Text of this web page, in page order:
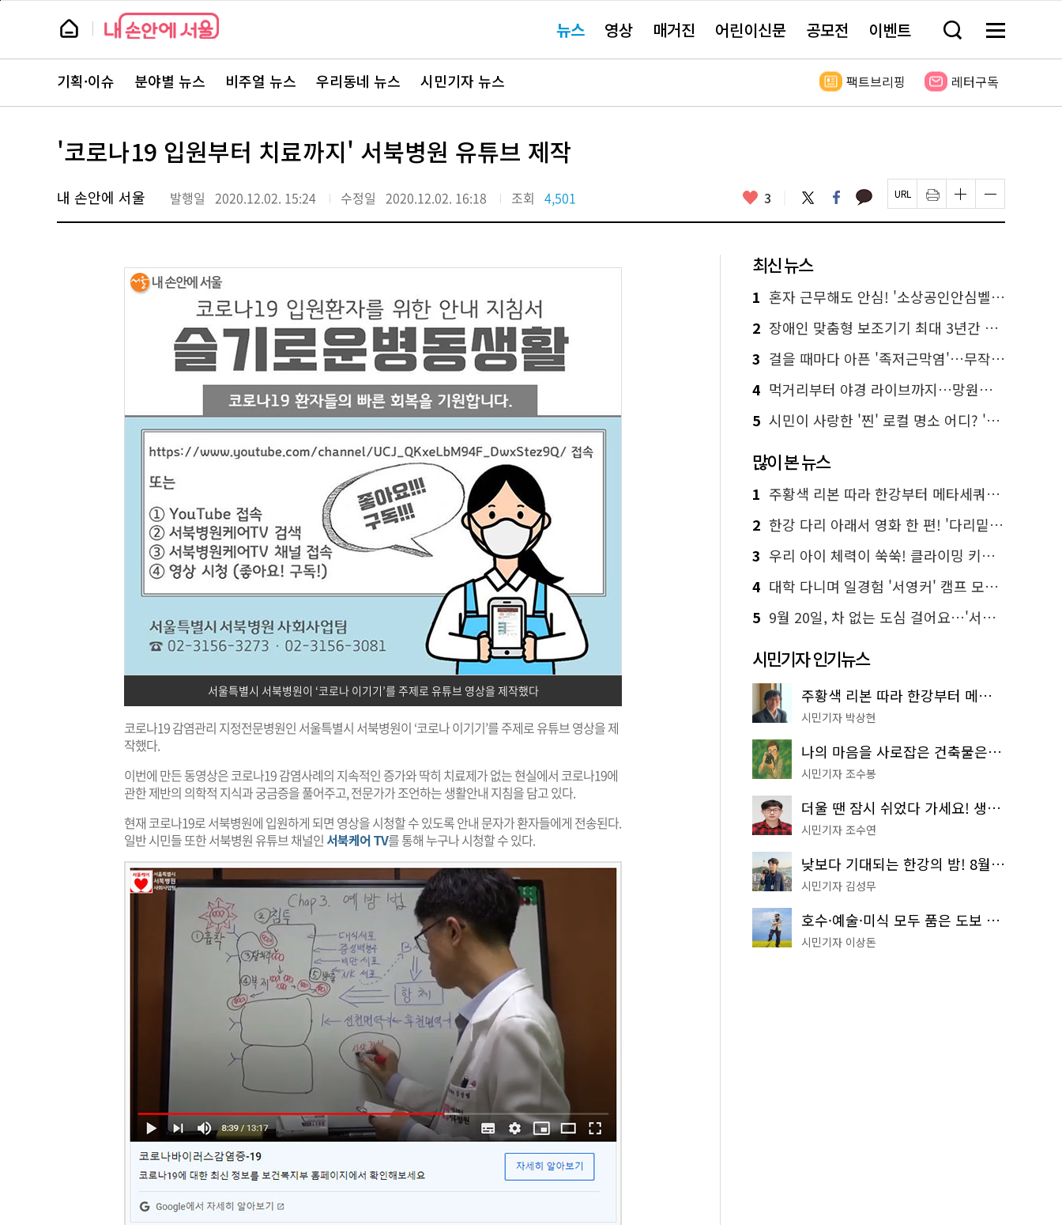
본
뉴
스 요뉴스 영상 매거진 어린이신문 공모전 이벤트 검
창
기
메
전
보
뉴
스
주
서
바
로
기획·이슈 분야별 뉴스 비주얼 뉴스 우리동네 뉴스 시민기자 뉴스 팩트브리핑 레터구독
'코로나19 입원부터 치료까지' 서북병원 유튜브 제작
내 손안에 서울 발행일 2020.12.02. 15:24 수정일 2020.12.02. 16:18 조회 4,501 좋
요
3 트
위
터
페
이
스
카
카 페
이
지
인
쇄
하
글
자
크
하
기
글
자
크
하
기
서울특별시 서북병원이 ‘코로나 이기기’를 주제로 유튜브 영상을 제작했다
코로나19 감염관리 지정전문병원인 서울특별시 서북병원이 ‘코로나 이기기’를 주제로 유튜브 영상을 제
작했다.
이번에 만든 동영상은 코로나19 감염사례의 지속적인 증가와 딱히 치료제가 없는 현실에서 코로나19에
관한 제반의 의학적 지식과 궁금증을 풀어주고, 전문가가 조언하는 생활안내 지침을 담고 있다.
현재 코로나19로 서북병원에 입원하게 되면 영상을 시청할 수 있도록 안내 문자가 환자들에게 전송된다.
일반 시민들 또한 서북병원 유튜브 채널인 서북케어 TV를 통해 누구나 시청할 수 있다.
최신 뉴스
1 혼자 근무해도 안심! '소상공인안심벨' 신청하세요
2 장애인 맞춤형 보조기기 최대 3년간 무상 대여…삶의 질 높인다
3 걸을 때마다 아픈 '족저근막염'…무작정 참지 말고 '이것' 해보세요!
4 먹거리부터 야경 라이브까지…망원한강공원 알짜 코스
5 시민이 사랑한 '찐' 로컬 명소 어디? '서울에디션25' 추천 코스
많이 본 뉴스
1 주황색 리본 따라 한강부터 메타세쿼이아 숲길까지…서울둘레길 15코스
2 한강 다리 아래서 영화 한 편! '다리밑 영화관' 무료 상영
3 우리 아이 체력이 쑥쑥! 클라이밍 키즈카페·어린이 체력장
4 대학 다니며 일경험 '서영커' 캠프 모집…전액 무료
5 9월 20일, 차 없는 도심 걸어요…'서울 걷자 페스티벌' 선착순 5천명
시민기자 인기뉴스
주황색 리본 따라 한강부터 메타세쿼이아 숲길까지…서울둘레길 15코스
시민기자 박상현
나의 마음을 사로잡은 건축물은? '서울시 건축상' 수상작 공개!
시민기자 조수봉
더울 땐 잠시 쉬었다 가세요! 생수 냉장고부터 해피소·무더위쉼터까지
시민기자 조수연
낮보다 기대되는 한강의 밤! 8월 한정 무료 '한강 밤핑' 예약은?
시민기자 김성무
호수·예술·미식 모두 품은 도보 코스! 서울식물원~LG아트센터~마곡테라스거리
시민기자 이상돈
페